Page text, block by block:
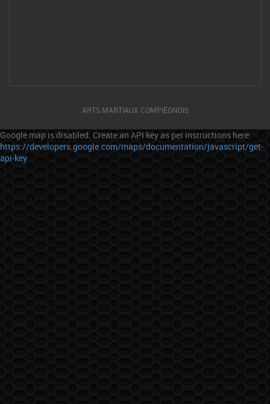
ARTS MARTIAUX COMPIÉGNOIS
Google map is disabled. Create an API key as per instructions here:
https://developers.google.com/maps/documentation/javascript/get-
api-key